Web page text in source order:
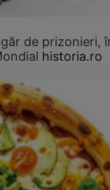
de prizonieri,
historia.ro